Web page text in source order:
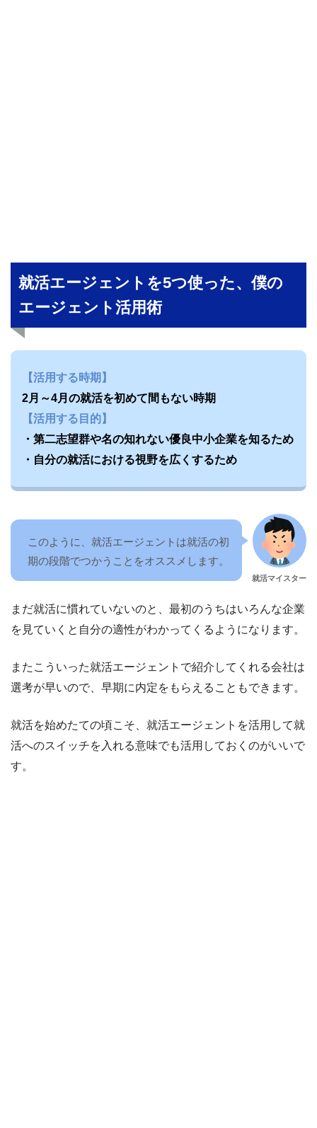
就活エージェントを5つ使った、僕の
エージェント活用術
【活用する時期】
2月～4月の就活を初めて間もない時期
【活用する目的】
・第二志望群や名の知れない優良中小企業を知るため
・自分の就活における視野を広くするため
就活マイスター
このように、就活エージェントは就活の初
期の段階でつかうことをオススメします。
まだ就活に慣れていないのと、最初のうちはいろんな企業
を見ていくと自分の適性がわかってくるようになります。
またこういった就活エージェントで紹介してくれる会社は
選考が早いので、早期に内定をもらえることもできます。
就活を始めたての頃こそ、就活エージェントを活用して就
活へのスイッチを入れる意味でも活用しておくのがいいで
す。